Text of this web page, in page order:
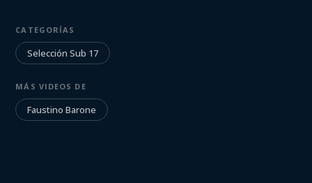
Entrevista a Faustino Barone
CATEGORÍAS
Selección Sub 17
MÁS VIDEOS DE
Faustino Barone